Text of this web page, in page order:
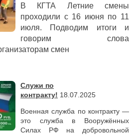
В КГТА Летние смены
проходили с 16 июня по 11
июля. Подводим итоги и
говорим слова
смен
Служи по
контракту! 18.07.2025
Военная служба по контракту —
это служба в Вооружённых
Силах РФ на добровольной